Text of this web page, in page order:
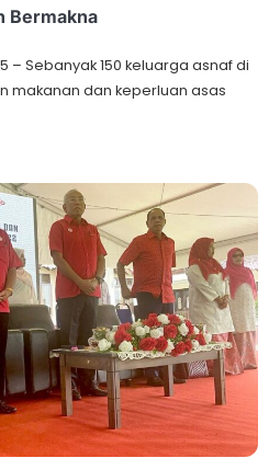
Bermakna
– Sebanyak 150 keluarga asnaf di
makanan dan keperluan asas